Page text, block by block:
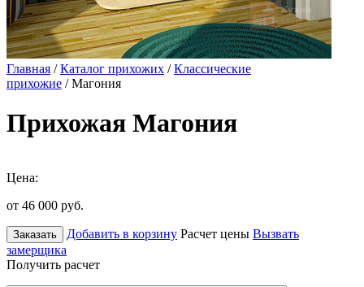
Главная /Каталог прихожих /Классические
прихожие / Магония
Прихожая Магония
Цена:
от 46 000 руб.
Заказать Добавить в корзину Расчет цены Вызвать
замерщика
Получить расчет